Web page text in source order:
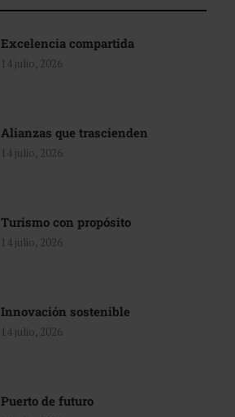
Excelencia compartida
14 julio, 2026
Alianzas que trascienden
14 julio, 2026
Turismo con propósito
14 julio, 2026
Innovación sostenible
14 julio, 2026
Puerto de futuro